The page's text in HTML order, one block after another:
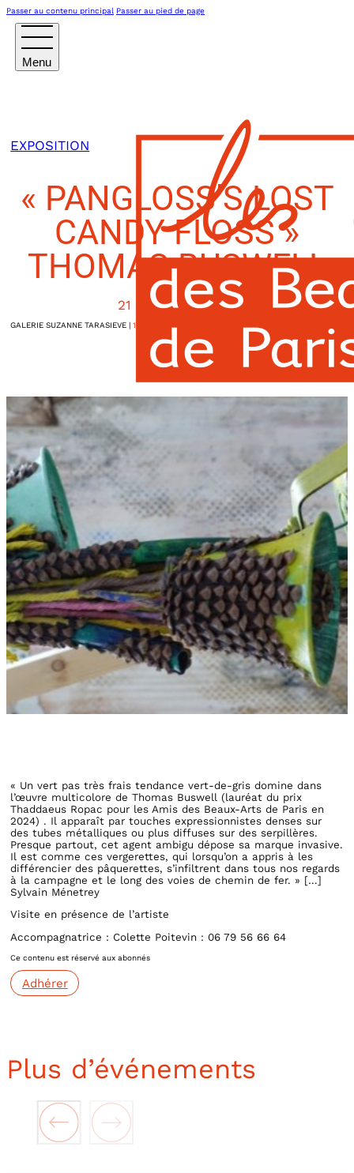
Passer au contenu principal Passer au pied de page
EXPOSITION
« PANGLOSS’S LOST
CANDY FLOSS »
THOMAS BUSWELL
21 OCTOBRE 2025
GALERIE SUZANNE TARASIEVE
11h30
7, rue Pastourelle
Paris IIIème,
« Un vert pas très frais tendance vert-de-gris domine dans
l’œuvre multicolore de Thomas Buswell (lauréat du prix
Thaddaeus Ropac pour les Amis des Beaux-Arts de Paris en
2024) . Il apparaît par touches expressionnistes denses sur
des tubes métalliques ou plus diffuses sur des serpillères.
Presque partout, cet agent ambigu dépose sa marque invasive.
Il est comme ces vergerettes, qui lorsqu’on a appris à les
différencier des pâquerettes, s’infiltrent dans tous nos regards
à la campagne et le long des voies de chemin de fer. » […]
Sylvain Ménetrey
Visite en présence de l’artiste
Accompagnatrice : Colette Poitevin : 06 79 56 66 64
Ce contenu est réservé aux abonnés
Adhérer
Plus d’événements